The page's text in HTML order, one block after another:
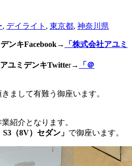
, デイライト , 東京都, 神奈川県
ンキFacebook→
「株式会社アユミ
ユミデンキTwitter→
「＠
まして有難う御座います。
紹介となります。
（8V）セダン」 で御座います。